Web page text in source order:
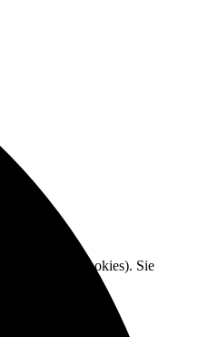
(Tracking Cookies). Sie